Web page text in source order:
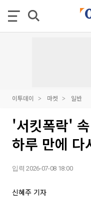
이투데이 마켓 일반
'서킷폭락'
하루 만에 다
입력 2026-07-08 18:00
신혜주 기자